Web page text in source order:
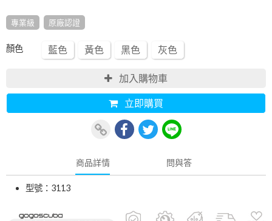
專業級 原廠認證
顏色 藍色 黃色 黑色 灰色
加入購物車
立即購買
商品詳情 問與答
型號：3113